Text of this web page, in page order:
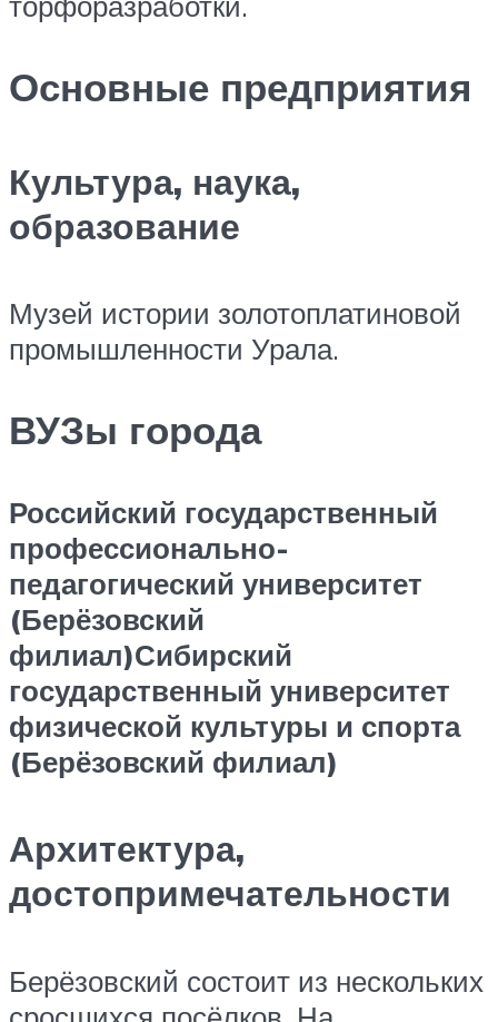
Основные предприятия
Культура, наука,
образование
Музей истории золотоплатиновой
промышленности Урала.
ВУЗы города
Российский государственный
профессионально-
педагогический университет
(Берёзовский
филиал)Сибирский
государственный университет
физической культуры и спорта
(Берёзовский филиал)
Архитектура,
достопримечательности
Берёзовский состоит из нескольких